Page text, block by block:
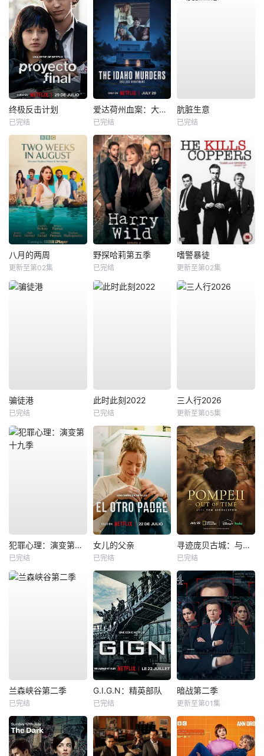
终极反击计划
已完结
爱达荷州血案：大学梦魇
已完结
肮脏生意
已完结
八月的两周
更新至第02集
野探哈莉第五季
已完结
嗜警暴徒
更新至第02集
骗徒港
已完结
此时此刻2022
已完结
三人行2026
更新至第05集
犯罪心理：演变第十九季
已完结
女儿的父亲
已完结
寻迹庞贝古城：与汤姆·希德勒斯顿同行
已完结
兰森峡谷第二季
已完结
G.I.G.N：精英部队
已完结
暗战第二季
更新至第01集